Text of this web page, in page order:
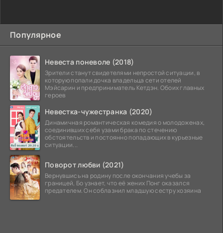
Популярное
Невеста поневоле (2018)
Зрители станут свидетелями непростой ситуации, в
которую попали дочка владельца сети отелей
Мэйсарин и предприниматель Кетдэн. Обоих главных
героев
Невестка-чужестранка (2020)
Динамичная романтическая комедия о молодоженах,
соединивших себя узами брака по стечению
обстоятельств и постоянно попадающих в курьезные
ситуации...
Поворот любви (2021)
Вернувшись на родину после окончания учебы за
границей, Бо узнает, что её жених Понг оказался
предателем. Он соблазнил младшую сестру хозяина